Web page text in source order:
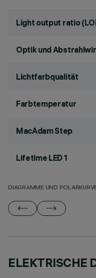
Light output ratio
Optik und
Lichtfarbqualität
Farbtemperatur
MacAdam Step
Lifetime LED 1
DIAGRAMME UND
ELEKTRISCHE